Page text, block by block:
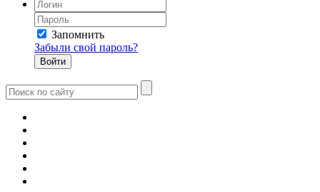
Запомнить
Забыли свой пароль?